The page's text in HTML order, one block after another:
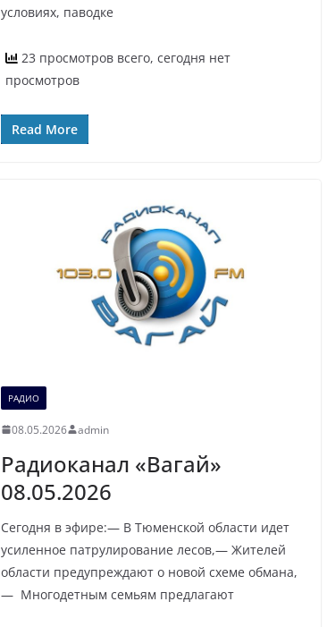
условиях, паводке
23 просмотров всего, сегодня нет
просмотров
Read More
РАДИО
08.05.2026 admin
Радиоканал «Вагай»
08.05.2026
Сегодня в эфире:— В Тюменской области идет
усиленное патрулирование лесов,— Жителей
области предупреждают о новой схеме обмана,
— Многодетным семьям предлагают